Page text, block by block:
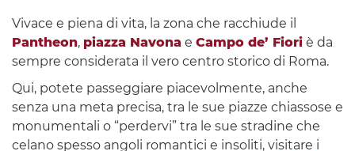
Vivace e piena di vita, la zona che racchiude il
Pantheon, piazza Navona e Campo de’ Fiori è da
sempre considerata il vero centro storico di Roma.
Qui, potete passeggiare piacevolmente, anche
senza una meta precisa, tra le sue piazze chiassose e
monumentali o “perdervi” tra le sue stradine che
celano spesso angoli romantici e insoliti, visitare i